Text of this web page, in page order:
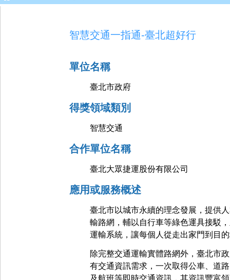
智慧交通一指通-臺北超好行
單位名稱
臺北市政府
得獎領域類別
智慧交通
合作單位名稱
臺北大眾捷運股份有限公司
應用或服務概述
臺北市以城市永續的理念發展，提供
輸路網，輔以自行車等綠色運具接駁
運輸系統，讓每個人從走出家門到目
除完整交通運輸實體路網外，臺北市
有交通資訊需求，一次取得公車、道
及航班等即時交通資訊，其資訊豐富